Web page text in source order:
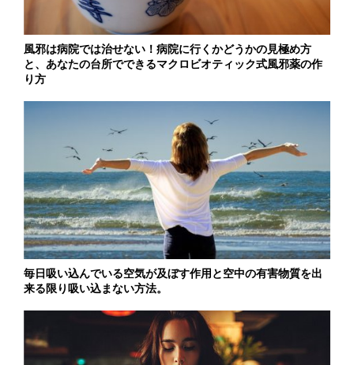
風邪は病院では治せない！病院に行くかどうかの見極め方
と、あなたの台所でできるマクロビオティック式風邪薬の作
り方
毎日吸い込んでいる空気が及ぼす作用と空中の有害物質を出
来る限り吸い込まない方法。